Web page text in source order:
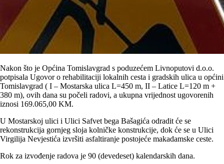
Nakon što je Općina Tomislavgrad s poduzećem Livnoputovi d.o.o.
potpisala Ugovor o rehabilitaciji lokalnih cesta i gradskih ulica u općini
Tomislavgrad ( I – Mostarska ulica L=450 m, II – Latice L=120 m +
380 m), ovih dana su počeli radovi, a ukupna vrijednost ugovorenih
iznosi 169.065,00 KM.
U Mostarskoj ulici i Ulici Safvet bega Bašagića odradit će se
rekonstrukcija gornjeg sloja kolničke konstrukcije, dok će se u Ulici
Virgilija Nevjestića izvršiti asfaltiranje postojeće makadamske ceste.
Rok za izvođenje radova je 90 (devedeset) kalendarskih dana.